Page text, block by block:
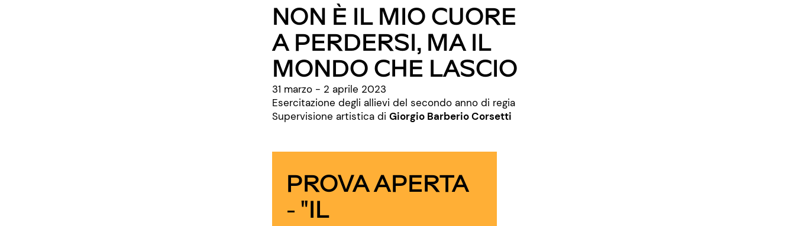
NON È IL MIO CUORE
A PERDERSI, MA IL
MONDO CHE LASCIO
31 marzo - 2 aprile 2023
Esercitazione degli allievi del secondo anno di regia
Supervisione artistica di Giorgio Barberio Corsetti
PROVA APERTA
- "IL